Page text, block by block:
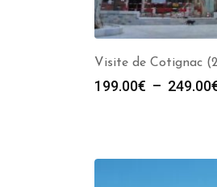
Visite de Cotignac
199.00€ – 249.00